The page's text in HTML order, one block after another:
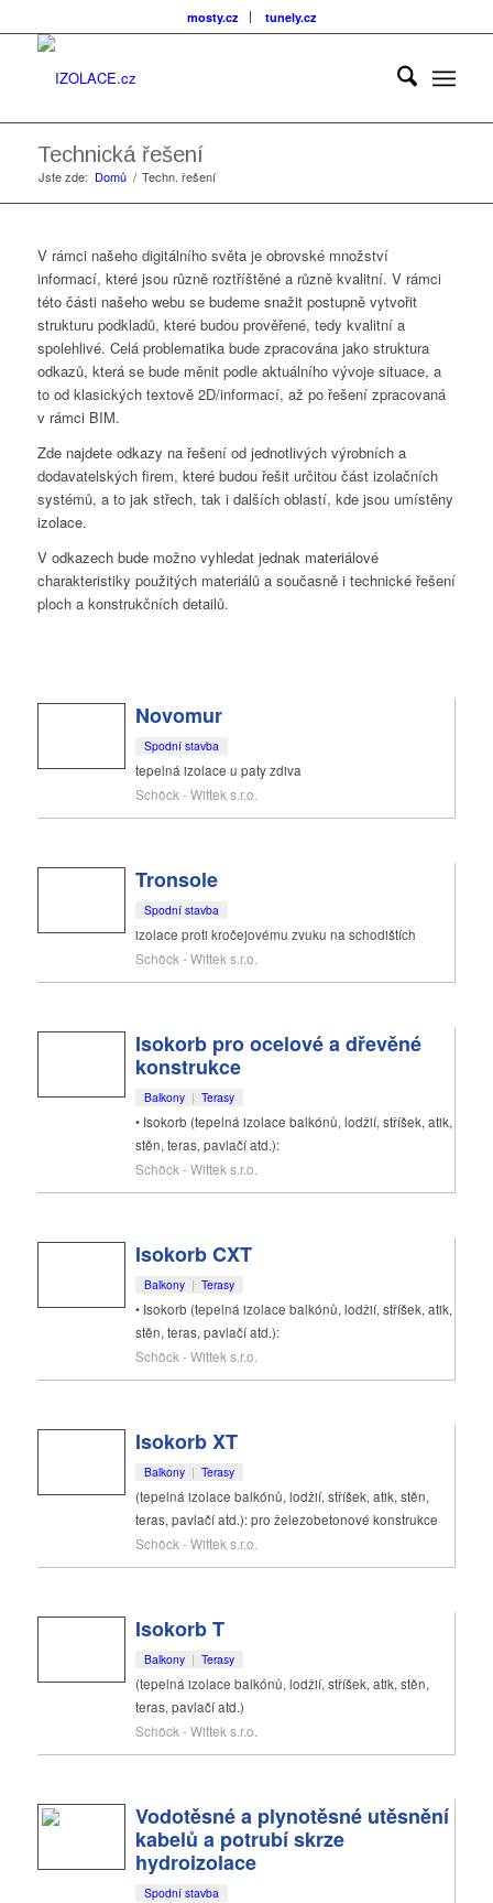
mosty.cz tunely.cz
Technická řešení
Jste zde: Domů / Techn. řešení
V rámci našeho digitálního světa je obrovské množství
informací, které jsou různě roztříštěné a různě kvalitní. V rámci
této části našeho webu se budeme snažit postupně vytvořit
strukturu podkladů, které budou prověřené, tedy kvalitní a
spolehlivé. Celá problematika bude zpracována jako struktura
odkazů, která se bude měnit podle aktuálního vývoje situace, a
to od klasických textově 2D/informací, až po řešení zpracovaná
v rámci BIM.
Zde najdete odkazy na řešení od jednotlivých výrobních a
dodavatelských firem, které budou řešit určitou část izolačních
systémů, a to jak střech, tak i dalších oblastí, kde jsou umístěny
izolace.
V odkazech bude možno vyhledat jednak materiálové
charakteristiky použitých materiálů a současně i technické řešení
ploch a konstrukčních detailů.
Novomur
Spodní stavba
tepelná izolace u paty zdiva
Schöck - Wittek s.r.o.
Tronsole
Spodní stavba
izolace proti kročejovému zvuku na schodištích
Schöck - Wittek s.r.o.
Isokorb pro ocelové a dřevěné
konstrukce
Balkony | Terasy
• Isokorb (tepelná izolace balkónů, lodžií, stříšek, atik,
stěn, teras, pavlačí atd.):
Schöck - Wittek s.r.o.
Isokorb CXT
Balkony | Terasy
• Isokorb (tepelná izolace balkónů, lodžií, stříšek, atik,
stěn, teras, pavlačí atd.):
Schöck - Wittek s.r.o.
Isokorb XT
Balkony | Terasy
(tepelná izolace balkónů, lodžií, stříšek, atik, stěn,
teras, pavlačí atd.): pro železobetonové konstrukce
Schöck - Wittek s.r.o.
Isokorb T
Balkony | Terasy
(tepelná izolace balkónů, lodžií, stříšek, atik, stěn,
teras, pavlačí atd.)
Schöck - Wittek s.r.o.
Vodotěsné a plynotěsné utěsnění
kabelů a potrubí skrze
hydroizolace
Spodní stavba